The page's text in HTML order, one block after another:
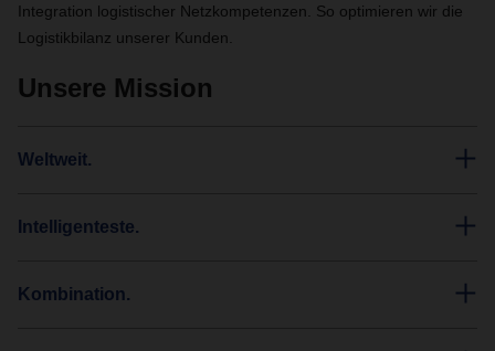
Integration logistischer Netzkompetenzen. So optimieren wir die
Logistikbilanz unserer Kunden.
Unsere Mission
Weltweit.
Intelligenteste.
Kombination.